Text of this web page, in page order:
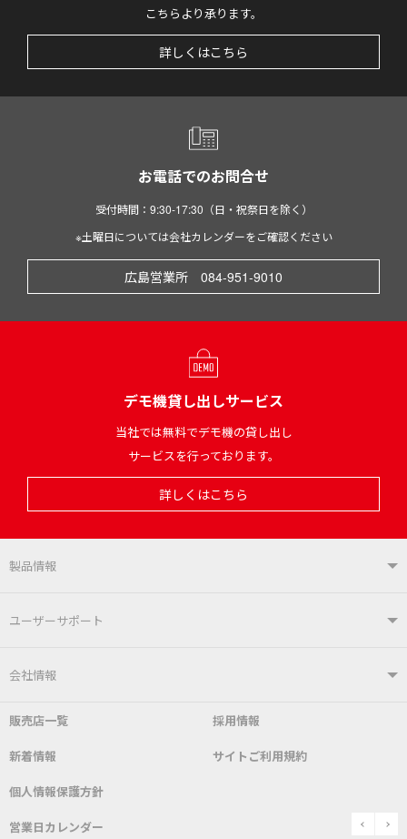
こちらより承ります。
詳しくはこちら
お電話でのお問合せ
受付時間：9:30-17:30（日・祝祭日を除く）
※土曜日については会社カレンダーをご確認ください
広島営業所 084-951-9010
デモ機貸し出しサービス
当社では無料でデモ機の貸し出し
サービスを行っております。
詳しくはこちら
製品情報
製品情報TOP
はんだ付けシステム
こて先 自動はんだ送り装置
表面実装/SMT関連
ユーザーサポート
ユーザーサポートTOP
よくあるご質問 デモ機貸し出しサービス
SDS(MSDS)製品
取扱説明書
会社情報
会社概要 社長あいさつ
グットのあゆみ
販売店一覧 採用情報
新着情報 サイトご利用規約
個人情報保護方針
営業日カレンダー prev